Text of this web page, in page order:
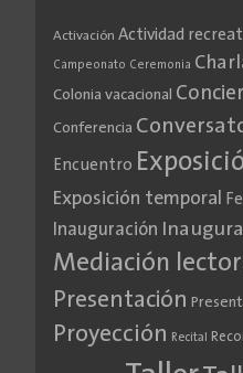
Activación Actividad
Campeonato Ceremonia
Colonia vacacional
Conferencia
Encuentro
Exposición temporal
Inauguración
Mediación
Presentación
Proyección Recital